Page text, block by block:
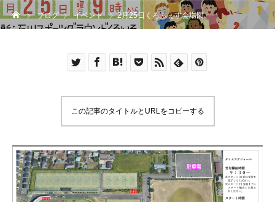
ブログ イベント 2月25日くろふぇす会場図
この記事のタイトルとURLをコピーする